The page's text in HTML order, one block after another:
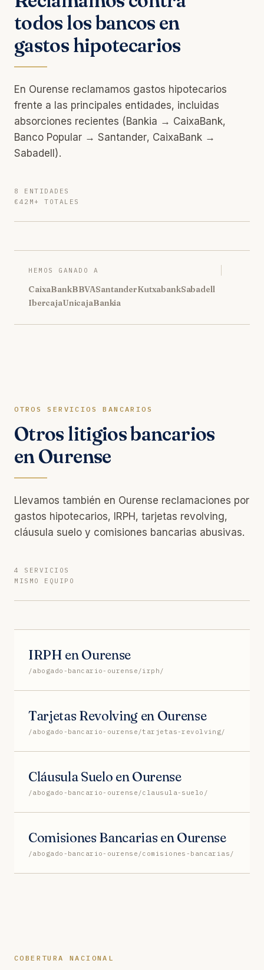
todos los bancos en
gastos hipotecarios
En Ourense reclamamos gastos hipotecarios
frente a las principales entidades, incluidas
absorciones recientes (Bankia → CaixaBank,
Banco Popular → Santander, CaixaBank →
Sabadell).
8 ENTIDADES
€42M+ TOTALES
HEMOS GANADO A
CaixaBankBBVASantanderKutxabankSabadell
IbercajaUnicajaBankia
OTROS SERVICIOS BANCARIOS
Otros litigios bancarios
en Ourense
Llevamos también en Ourense reclamaciones por
gastos hipotecarios, IRPH, tarjetas revolving,
cláusula suelo y comisiones bancarias abusivas.
4 SERVICIOS
MISMO EQUIPO
IRPH en Ourense
/abogado-bancario-ourense/irph/
Tarjetas Revolving en Ourense
/abogado-bancario-ourense/tarjetas-revolving/
Cláusula Suelo en Ourense
/abogado-bancario-ourense/clausula-suelo/
Comisiones Bancarias en Ourense
/abogado-bancario-ourense/comisiones-bancarias/
COBERTURA NACIONAL